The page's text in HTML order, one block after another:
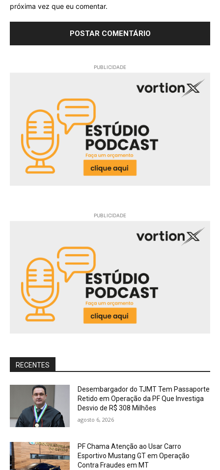
próxima vez que eu comentar.
PUBLICIDADE
PUBLICIDADE
RECENTES
Desembargador do TJMT Tem Passaporte
Retido em Operação da PF Que Investiga
Desvio de R$ 308 Milhões
agosto 6, 2026
PF Chama Atenção ao Usar Carro
Esportivo Mustang GT em Operação
Contra Fraudes em MT